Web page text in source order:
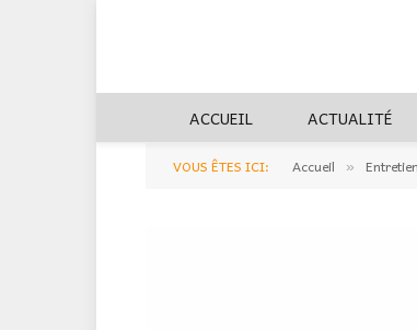
ACCUEIL ACTUALITÉ
VOUS ÊTES ICI: Accueil »